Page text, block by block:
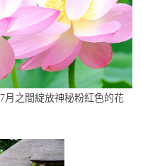
之間綻放神秘粉紅色的花